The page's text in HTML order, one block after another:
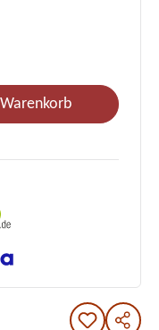
gewünschten
Warenkorb